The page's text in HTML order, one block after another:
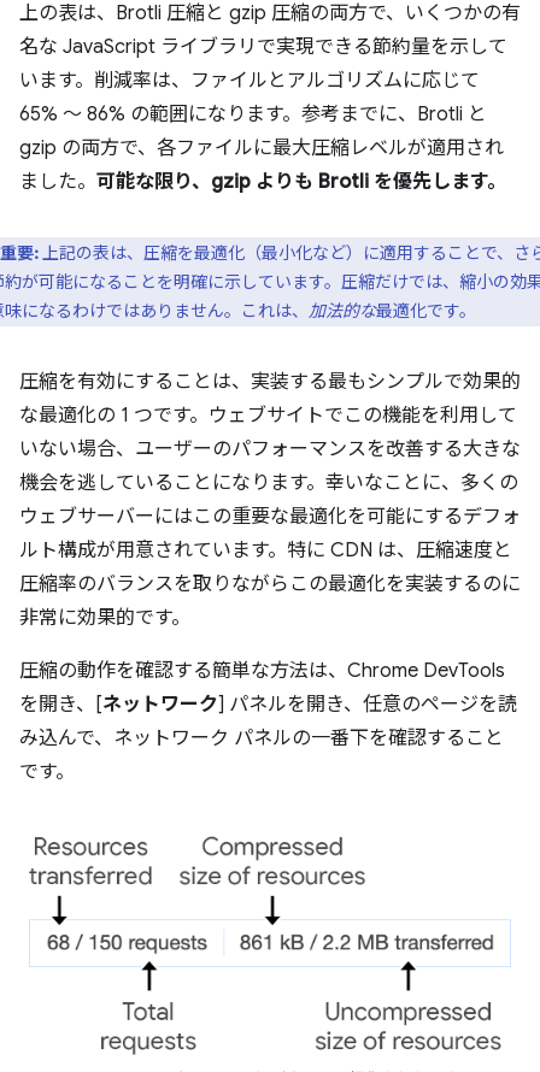
上の表は、Brotli 圧縮と gzip 圧縮の両方で、いくつかの有
名な JavaScript ライブラリで実現できる節約量を示して
います。削減率は、ファイルとアルゴリズムに応じて
65% ～ 86% の範囲になります。参考までに、Brotli と
gzip の両方で、各ファイルに最大圧縮レベルが適用され
ました。 可能な限り、gzip よりも Brotli を優先します。
重要:上記の表は、圧縮を最適化（最小化など）に適用することで、さ
約が可能になることを明確に示しています。圧縮だけでは、縮小の効
になるわけではありません。これは、 加法的な最適化です。
圧縮を有効にすることは、実装する最もシンプルで効果的
な最適化の 1 つです。ウェブサイトでこの機能を利用して
いない場合、ユーザーのパフォーマンスを改善する大きな
機会を逃していることになります。幸いなことに、多くの
ウェブサーバーにはこの重要な最適化を可能にするデフォ
ルト構成が用意されています。特に CDN は、圧縮速度と
圧縮率のバランスを取りながらこの最適化を実装するのに
非常に効果的です。
圧縮の動作を確認する簡単な方法は、Chrome DevTools
を開き、[ネットワーク] パネルを開き、任意のページを読
み込んで、ネットワーク パネルの一番下を確認すること
です。